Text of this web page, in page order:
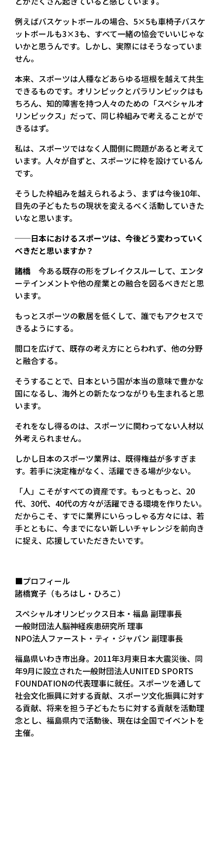
例えばバスケットボールの場合、5×5も車椅子バスケ
ットボールも3×3も、すべて一緒の協会でいいじゃな
いかと思うんです。しかし、実際にはそうなっていま
せん。
本来、スポーツは人種などあらゆる垣根を越えて共生
できるものです。オリンピックとパラリンピックはも
ちろん、知的障害を持つ人々のための「スペシャルオ
リンピックス」だって、同じ枠組みで考えることがで
きるはず。
私は、スポーツではなく人間側に問題があると考えて
います。人々が自ずと、スポーツに枠を設けているん
です。
そうした枠組みを越えられるよう、まずは今後10年、
目先の子どもたちの現状を変えるべく活動していきた
いなと思います。
──日本におけるスポーツは、今後どう変わっていく
べきだと思いますか？
諸橋 今ある既存の形をブレイクスルーして、エンタ
ーテインメントや他の産業との融合を図るべきだと思
います。
もっとスポーツの敷居を低くして、誰でもアクセスで
きるようにする。
間口を広げて、既存の考え方にとらわれず、他の分野
と融合する。
そうすることで、日本という国が本当の意味で豊かな
国になるし、海外との新たなつながりも生まれると思
います。
それをなし得るのは、スポーツに関わってない人材以
外考えられません。
しかし日本のスポーツ業界は、既得権益が多すぎま
す。若手に決定権がなく、活躍できる場が少ない。
「人」こそがすべての資産です。もっともっと、20
代、30代、40代の方々が活躍できる環境を作りたい。
だからこそ、すでに業界にいらっしゃる方々には、若
手とともに、今までにない新しいチャレンジを前向き
に捉え、応援していただきたいです。
■プロフィール
諸橋寛子（もろはし・ひろこ）
スペシャルオリンピックス日本・福島 副理事長
一般財団法人脳神経疾患研究所 理事
NPO法人ファースト・ティ・ジャパン 副理事長
福島県いわき市出身。2011年3月東日本大震災後、同
年9月に設立された一般財団法人UNITED SPORTS
FOUNDATIONの代表理事に就任。スポーツを通して
社会文化振興に対する貢献、スポーツ文化振興に対す
る貢献、将来を担う子どもたちに対する貢献を活動理
念とし、福島県内で活動後、現在は全国でイベントを
主催。